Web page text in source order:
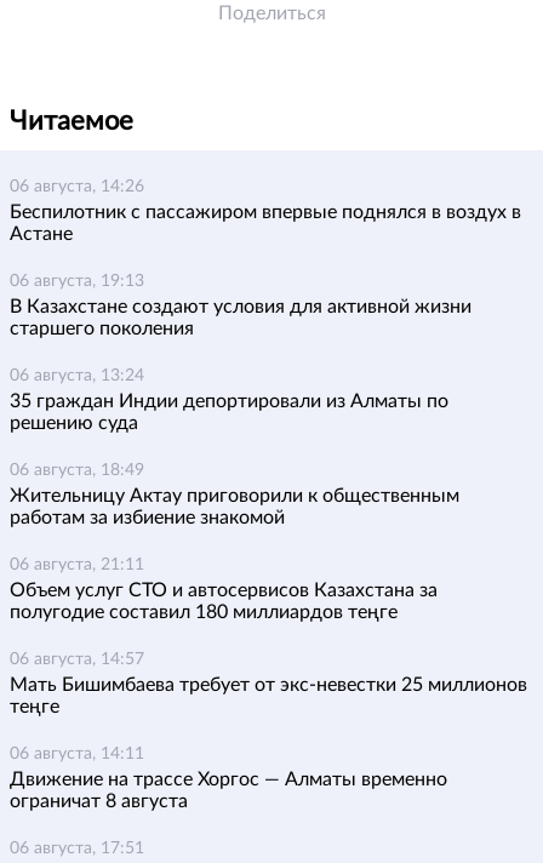
Поделиться
Читаемое
06 августа, 14:26
Беспилотник с пассажиром впервые поднялся в воздух в
Астане
06 августа, 19:13
В Казахстане создают условия для активной жизни
старшего поколения
06 августа, 13:24
35 граждан Индии депортировали из Алматы по
решению суда
06 августа, 18:49
Жительницу Актау приговорили к общественным
работам за избиение знакомой
06 августа, 21:11
Объем услуг СТО и автосервисов Казахстана за
полугодие составил 180 миллиардов теңге
06 августа, 14:57
Мать Бишимбаева требует от экс-невестки 25 миллионов
теңге
06 августа, 14:11
Движение на трассе Хоргос — Алматы временно
ограничат 8 августа
06 августа, 17:51